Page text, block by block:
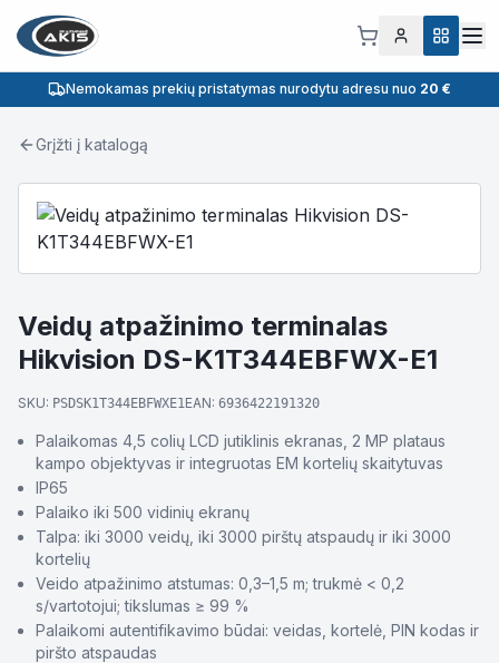
Nemokamas prekių pristatymas nurodytu adresu nuo 20 €
Grįžti į katalogą
Veidų atpažinimo terminalas
Hikvision DS-K1T344EBFWX-E1
SKU: PSDSK1T344EBFWXE1EAN: 6936422191320
Palaikomas 4,5 colių LCD jutiklinis ekranas, 2 MP plataus
kampo objektyvas ir integruotas EM kortelių skaitytuvas
IP65
Palaiko iki 500 vidinių ekranų
Talpa: iki 3000 veidų, iki 3000 pirštų atspaudų ir iki 3000
kortelių
Veido atpažinimo atstumas: 0,3–1,5 m; trukmė < 0,2
s/vartotojui; tikslumas ≥ 99 %
Palaikomi autentifikavimo būdai: veidas, kortelė, PIN kodas ir
piršto atspaudas